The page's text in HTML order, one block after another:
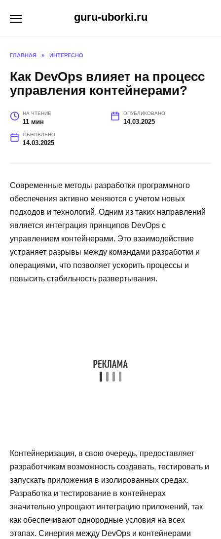
guru-uborki.ru
ГЛАВНАЯ » ИНТЕРЕСНО
Как DevOps влияет на процесс
управления контейнерами?
НА ЧТЕНИЕ
11 мин
ОПУБЛИКОВАНО
14.03.2025
ОБНОВЛЕНО
14.03.2025
Современные методы разработки программного
обеспечения активно меняются с учетом новых
подходов и технологий. Одним из таких направлений
является интеграция принципов DevOps с
управлением контейнерами. Это взаимодействие
устраняет разрывы между командами разработки и
операциями, что позволяет ускорить процессы и
повысить стабильность развертывания.
Контейнеризация, в свою очередь, предоставляет
разработчикам возможность создавать, тестировать и
запускать приложения в изолированных средах.
Разработка и тестирование в контейнерах
значительно упрощают интеграцию приложений, так
как обеспечивают однородные условия на всех
этапах. Синергия между DevOps и контейнерами